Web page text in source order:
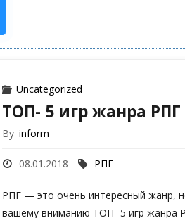
Uncategorized
ТОП- 5 игр жанра РПГ
By inform
08.01.2018 РПГ
РПГ — это очень интересный жанр,
вашему вниманию ТОП- 5 игр жанра